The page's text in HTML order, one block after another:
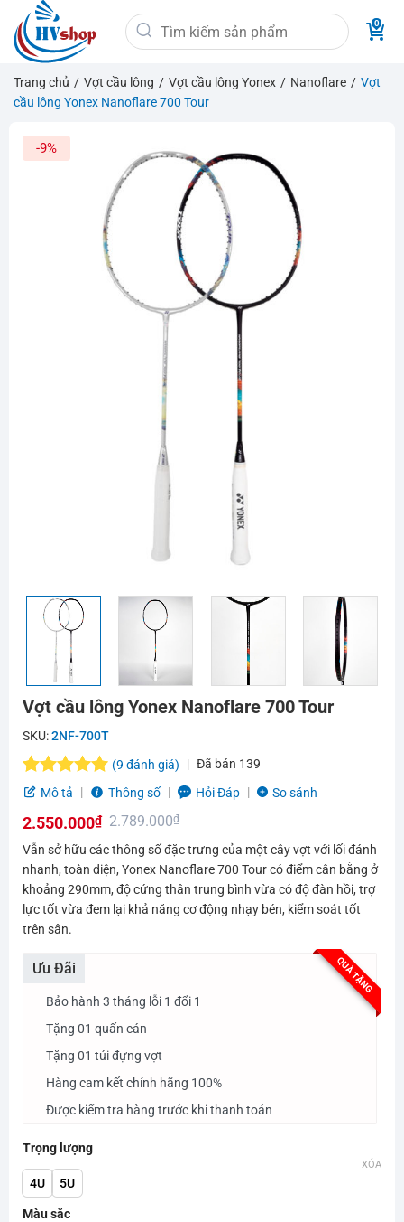
qua
nội
dung
Tìm
kiếm:
Trang chủ / Vợt cầu lông / Vợt cầu lông Yonex / Nanoflare / Vợt
cầu lông Yonex Nanoflare 700 Tour
-9%
Vợt cầu lông Yonex Nanoflare 700 Tour
SKU:2NF-700T
5.0trên 5
9
đánh giá
(9 đánh giá) Đã bán 139
Mô tả
Thông số Hỏi Đáp So sánh
2.789.000₫
Giá
gốc
là:
2.789.000₫.
2.550.000₫
Giá
hiện
tại
là:
Vẫn sở hữu các thông số đặc trưng của một cây vợt với lối đánh
nhanh, toàn diện, Yonex Nanoflare 700 Tour có điểm cân bằng ở
khoảng 290mm, độ cứng thân trung bình vừa có độ đàn hồi, trợ
lực tốt vừa đem lại khả năng cơ động nhạy bén, kiểm soát tốt
trên sân.
QUÀ TẶNG
Ưu Đãi
Bảo hành 3 tháng lỗi 1 đổi 1
Tặng 01 quấn cán
Tặng 01 túi đựng vợt
Hàng cam kết chính hãng 100%
Được kiểm tra hàng trước khi thanh toán
Trọng lượng
4U 5U
Màu sắc
XÓA